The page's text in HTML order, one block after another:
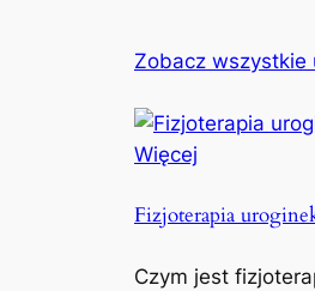
Zobacz wszystkie
Więcej
Fizjoterapia
Czym jest